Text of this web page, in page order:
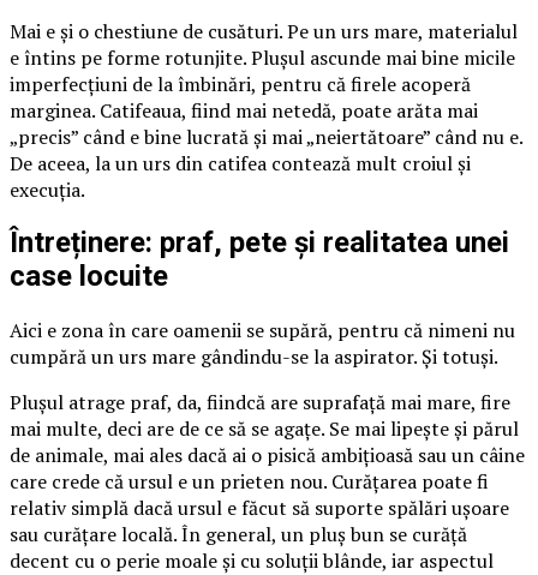
Mai e și o chestiune de cusături. Pe un urs mare, materialul
e întins pe forme rotunjite. Plușul ascunde mai bine micile
imperfecțiuni de la îmbinări, pentru că firele acoperă
marginea. Catifeaua, fiind mai netedă, poate arăta mai
„precis” când e bine lucrată și mai „neiertătoare” când nu e.
De aceea, la un urs din catifea contează mult croiul și
execuția.
Întreținere: praf, pete și realitatea unei
case locuite
Aici e zona în care oamenii se supără, pentru că nimeni nu
cumpără un urs mare gândindu-se la aspirator. Și totuși.
Plușul atrage praf, da, fiindcă are suprafață mai mare, fire
mai multe, deci are de ce să se agațe. Se mai lipește și părul
de animale, mai ales dacă ai o pisică ambițioasă sau un câine
care crede că ursul e un prieten nou. Curățarea poate fi
relativ simplă dacă ursul e făcut să suporte spălări ușoare
sau curățare locală. În general, un pluș bun se curăță
decent cu o perie moale și cu soluții blânde, iar aspectul